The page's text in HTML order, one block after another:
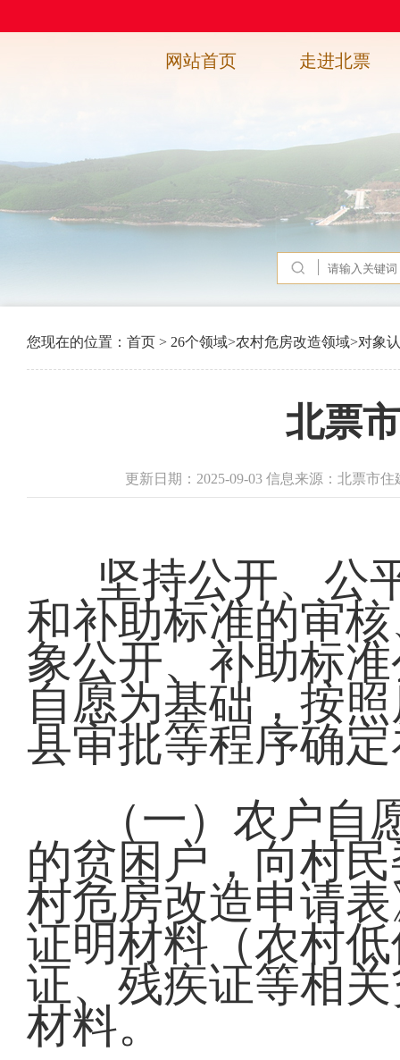
网站首页 走进北票
您现在的位置： 首页 > 26个领域>农村危房改造领域>对象
北票
更新日期：2025-09-03 信息来源：北票市
坚持公开、公
和补助标准的审
象公开、补助标
自愿为基础，按
县审批等程序确
（一）农户
的贫困户，向村
村危房改造申请
证明材料（农村
证、残疾证等相
材料。